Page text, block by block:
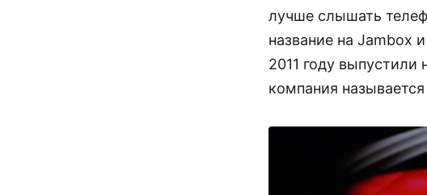
лучше слышать
название на Jambox
2011 году
компания